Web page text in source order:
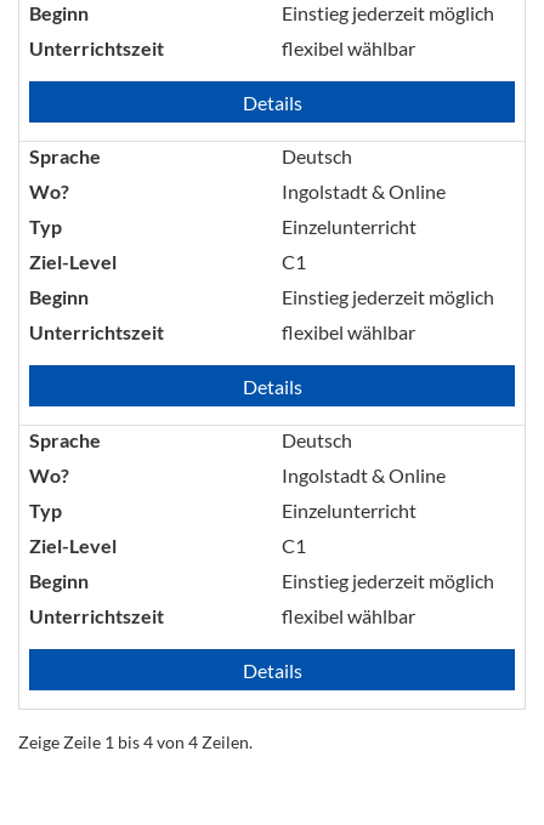
Beginn
Einstieg jederzeit möglich
Unterrichtszeit
flexibel wählbar
Details
Sprache
Deutsch
Wo?
Ingolstadt & Online
Typ
Einzelunterricht
Ziel-Level
C1
Beginn
Einstieg jederzeit möglich
Unterrichtszeit
flexibel wählbar
Details
Sprache
Deutsch
Wo?
Ingolstadt & Online
Typ
Einzelunterricht
Ziel-Level
C1
Beginn
Einstieg jederzeit möglich
Unterrichtszeit
flexibel wählbar
Details
Zeige Zeile 1 bis 4 von 4 Zeilen.